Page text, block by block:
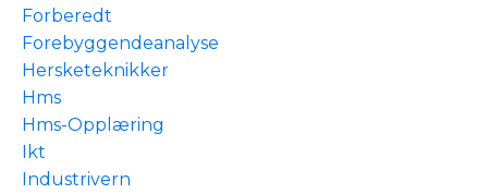
Forberedt
Forebyggendeanalyse
Hersketeknikker
Hms
Hms-Opplæring
Ikt
Industrivern